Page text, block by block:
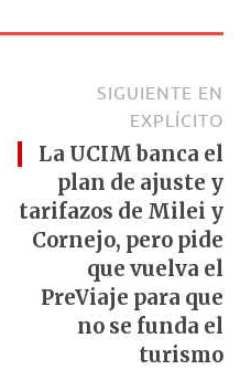
SIGUIENTE EN
EXPLÍCITO
La UCIM banca el
plan de ajuste y
tarifazos de Milei y
Cornejo, pero pide
que vuelva el
PreViaje para que
no se funda el
turismo